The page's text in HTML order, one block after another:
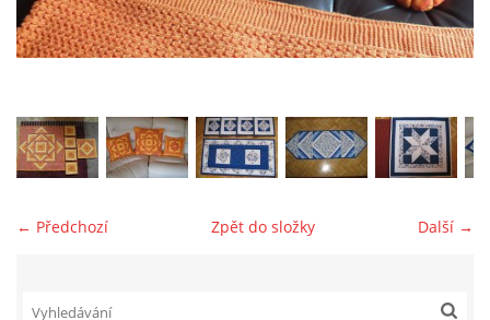
jk-laguna@seznam.cz
← Předchozí Další →
Zpět do složky